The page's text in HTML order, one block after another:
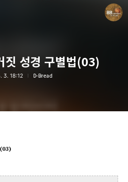
짓 성경 구별법(03)
3. 18:12 D-Bread
Believing Bible Studies